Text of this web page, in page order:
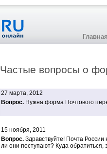
Частые вопросы о
27 марта, 2012
Вопрос. Нужна форма Почтового
15 ноября, 2011
Вопрос. Здравствуйте! Почта
ли они поступают? Куда